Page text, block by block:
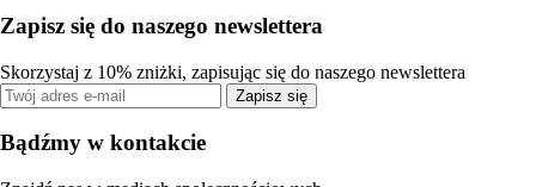
Zapisz się do naszego newslettera
Skorzystaj z 10% zniżki, zapisując się do naszego newslettera
Zapisz się
Bądźmy w kontakcie